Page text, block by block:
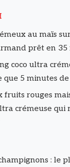
au maïs
prêt en 35
coco ultra
que 5 minutes
fruits rouges
crémeuse qui
: le